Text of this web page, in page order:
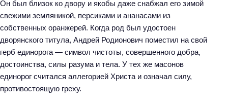
Он был близок ко двору и якобы даже снабжал его зимой
свежими земляникой, персиками и ананасами из
собственных оранжерей. Когда род был удостоен
дворянского титула, Андрей Родионович поместил на свой
герб единорога — символ чистоты, совершенного добра,
достоинства, силы разума и тела. У тех же масонов
единорог считался аллегорией Христа и означал силу,
противостоящую греху.